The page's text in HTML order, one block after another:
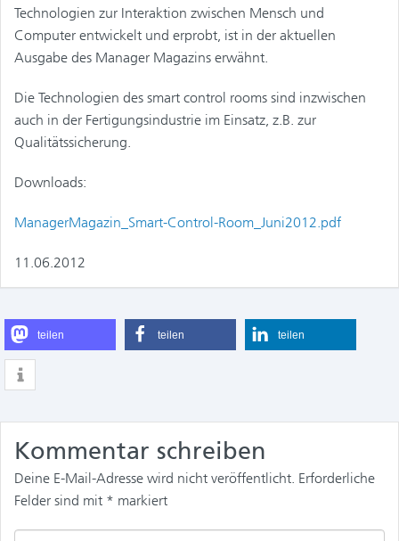
Technologien zur Interaktion zwischen Mensch und
Computer entwickelt und erprobt, ist in der aktuellen
Ausgabe des Manager Magazins erwähnt.
Die Technologien des smart control rooms sind inzwischen
auch in der Fertigungsindustrie im Einsatz, z.B. zur
Qualitätssicherung.
Downloads:
ManagerMagazin_Smart-Control-Room_Juni2012.pdf
11.06.2012
teilen teilen teilen
Kommentar schreiben
Deine E-Mail-Adresse wird nicht veröffentlicht. Erforderliche
Felder sind mit * markiert